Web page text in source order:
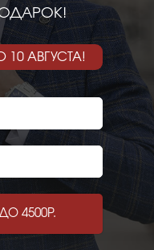
10 АВГУСТА!
4500Р.